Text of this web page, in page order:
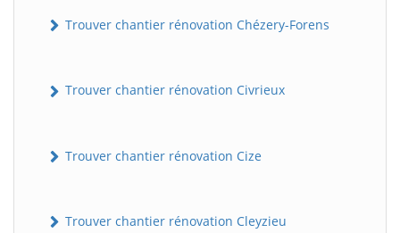
Trouver chantier rénovation Chézery-Forens
Trouver chantier rénovation Civrieux
Trouver chantier rénovation Cize
Trouver chantier rénovation Cleyzieu